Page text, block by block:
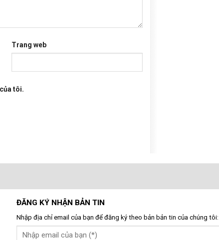
Trang web
tôi.
ĐĂNG KÝ NHẬN BẢN TIN
Nhập địa chỉ email của bạn để đăng ký theo bản bản tin của chúng tôi: